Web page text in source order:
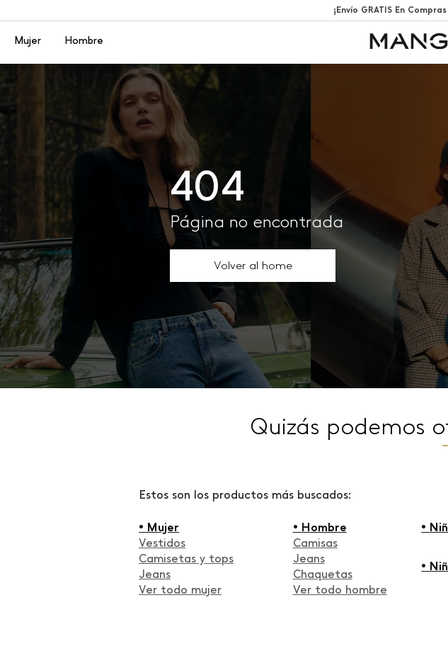
¡Envío GRATIS En
Menú
Mujer Hombre
404
Página no encontrada
Volver al home
Quizás podemos
Estos son los productos más buscados:
• Mujer
Vestidos
Camisetas y tops
Jeans
Ver todo mujer
• Hombre
Camisas
Jeans
Chaquetas
Ver todo hombre
•
•